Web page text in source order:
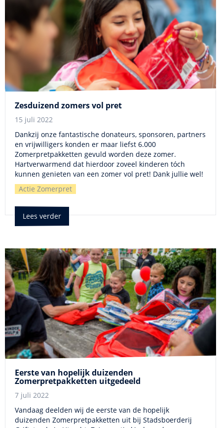
Zesduizend zomers vol pret
15 juli 2022
Dankzij onze fantastische donateurs, sponsoren, partners
en vrijwilligers konden er maar liefst 6.000
Zomerpretpakketten gevuld worden deze zomer.
Hartverwarmend dat hierdoor zoveel kinderen tóch
kunnen genieten van een zomer vol pret! Dank jullie wel!
Actie Zomerpret
Lees verder
Eerste van hopelijk duizenden
Zomerpretpakketten uitgedeeld
7 juli 2022
Vandaag deelden wij de eerste van de hopelijk
duizenden Zomerpretpakketten uit bij Stadsboerderij